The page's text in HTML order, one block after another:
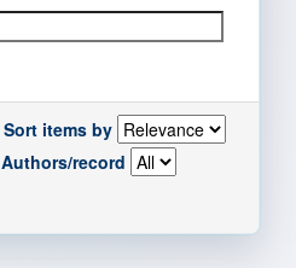
Sort items by
Authors/record